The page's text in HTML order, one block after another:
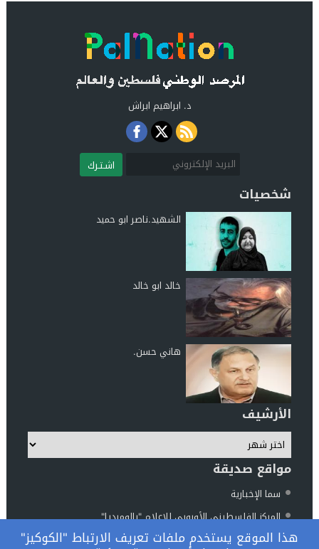
د. ابراهيم ابراش
اشـتـرك
شخصيات
الشهيد.ناصر ابو حميد
خالد ابو خالد
هاني حسن.
الأرشيف
مواقع صديقة
سما الإخبارية
المركز الفلسطيني الأوروبي للإعلام "بالوميديا"
مركز الناطور للدراسات والأبحاث
هذا الموقع يستخدم ملفات تعريف الارتباط "الكوكيز"